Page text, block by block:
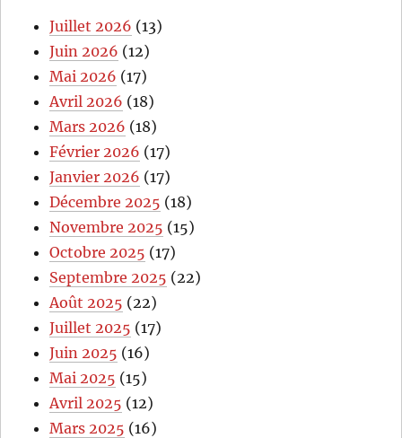
Juillet 2026 (13)
Juin 2026 (12)
Mai 2026 (17)
Avril 2026 (18)
Mars 2026 (18)
Février 2026 (17)
Janvier 2026 (17)
Décembre 2025 (18)
Novembre 2025 (15)
Octobre 2025 (17)
Septembre 2025 (22)
Août 2025 (22)
Juillet 2025 (17)
Juin 2025 (16)
Mai 2025 (15)
Avril 2025 (12)
Mars 2025 (16)